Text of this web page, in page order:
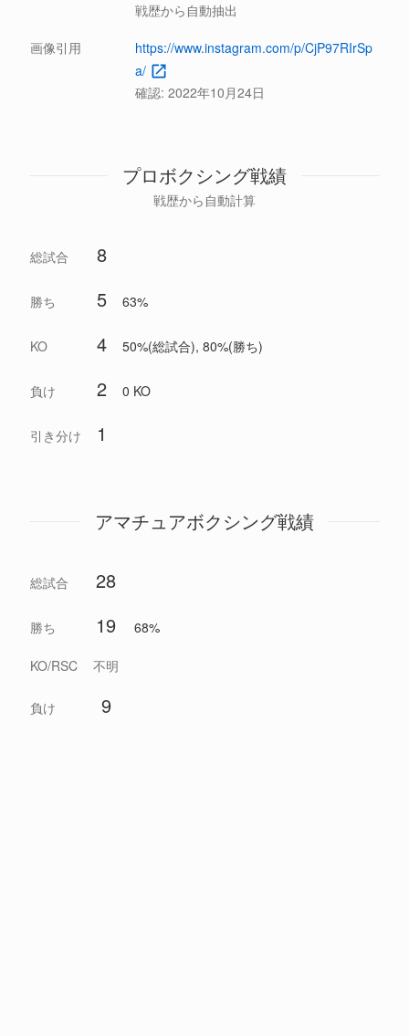
戦歴から自動抽出
画像引用
https://www.instagram.com/p/CjP97RIrSp
a/
確認: 2022年10月24日
プロボクシング戦績
戦歴から自動計算
総試合 8
勝ち 5 63%
KO 4 50%(総試合), 80%(勝ち)
負け 2 0 KO
引き分け 1
アマチュアボクシング戦績
総試合 28
勝ち 19 68%
KO/RSC 不明
負け 9